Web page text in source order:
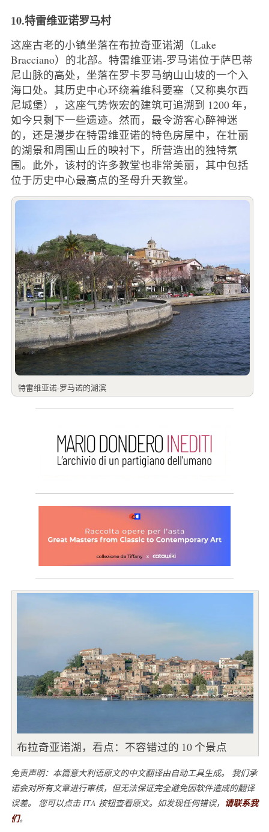
10.特雷维亚诺罗马村
这座古老的小镇坐落在布拉奇亚诺湖（Lake
Bracciano）的北部。特雷维亚诺-罗马诺位于萨巴蒂
尼山脉的高处，坐落在罗卡罗马纳山山坡的一个入
海口处。其历史中心环绕着维科要塞（又称奥尔西
尼城堡），这座气势恢宏的建筑可追溯到 1200 年，
如今只剩下一些遗迹。然而，最令游客心醉神迷
的，还是漫步在特雷维亚诺的特色房屋中，在壮丽
的湖景和周围山丘的映衬下，所营造出的独特氛
围。此外，该村的许多教堂也非常美丽，其中包括
位于历史中心最高点的圣母升天教堂。
特雷维亚诺-罗马诺的湖滨
布拉奇亚诺湖，看点：不容错过的 10 个景点
免责声明：本篇意大利语原文的中文翻译由自动工具生成。 我们承
诺会对所有文章进行审核，但无法保证完全避免因软件造成的翻译
误差。 您可以点击 ITA 按钮查看原文。如发现任何错误， 请联系我
们。